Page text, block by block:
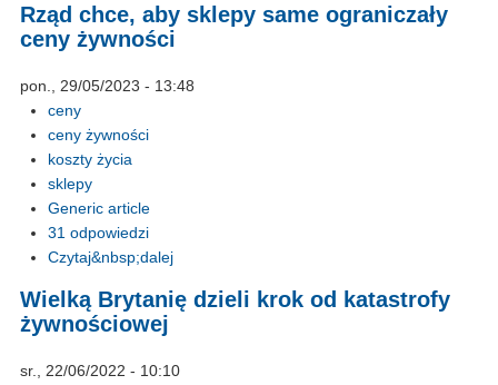
Rząd chce, aby sklepy same ograniczały
ceny żywności
pon., 29/05/2023 - 13:48
ceny
ceny żywności
koszty życia
sklepy
Generic article
31 odpowiedzi
Czytaj&nbsp;dalej
Wielką Brytanię dzieli krok od katastrofy
żywnościowej
sr., 22/06/2022 - 10:10